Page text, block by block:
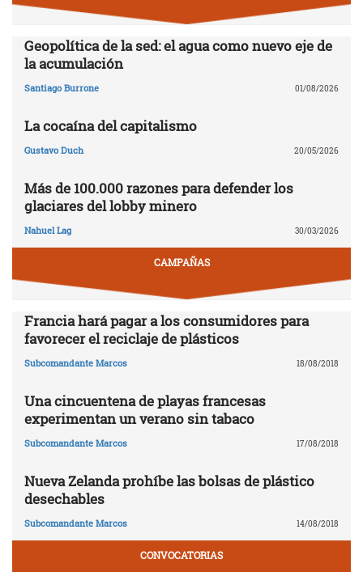
Geopolítica de la sed: el agua como nuevo eje de
la acumulación
Santiago Burrone 01/08/2026
La cocaína del capitalismo
Gustavo Duch 20/05/2026
Más de 100.000 razones para defender los
glaciares del lobby minero
Nahuel Lag 30/03/2026
CAMPAÑAS
Francia hará pagar a los consumidores para
favorecer el reciclaje de plásticos
Subcomandante Marcos 18/08/2018
Una cincuentena de playas francesas
experimentan un verano sin tabaco
Subcomandante Marcos 17/08/2018
Nueva Zelanda prohíbe las bolsas de plástico
desechables
Subcomandante Marcos 14/08/2018
CONVOCATORIAS